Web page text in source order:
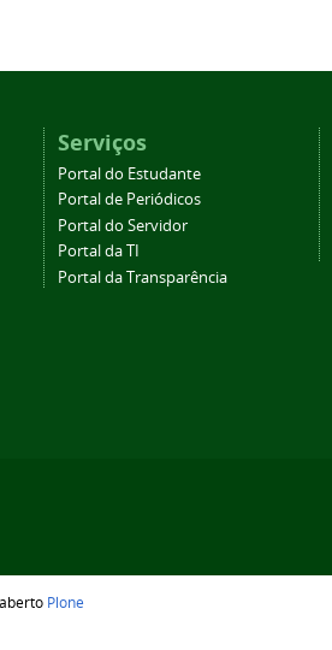
Serviços
Portal do Estudante
Portal de Periódicos
Portal do Servidor
Portal da TI
Portal da Transparência
Plone